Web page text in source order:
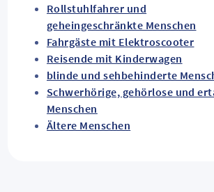
Rollstuhlfahrer und
geheingeschränkte Menschen
Fahrgäste mit Elektroscooter
Reisende mit Kinderwagen
blinde und sehbehinderte
Schwerhörige, gehörlose und
Menschen
Ältere Menschen